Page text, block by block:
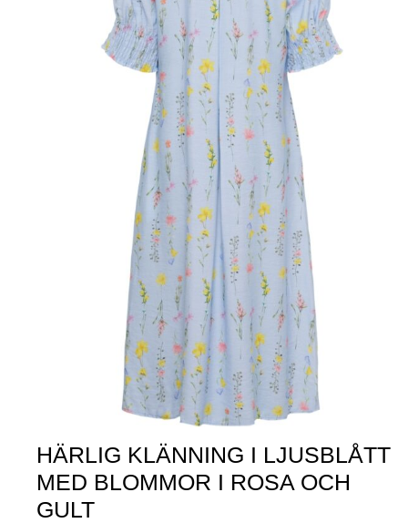
HÄRLIG KLÄNNING I LJUSBLÅTT
MED BLOMMOR I ROSA OCH
GULT